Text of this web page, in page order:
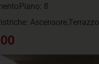
Piano: 8
Ascensore,Terrazzo